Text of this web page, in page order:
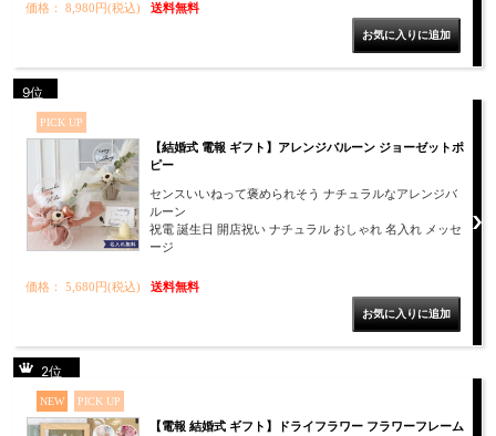
価格： 8,980円(税込) 送料無料
9位
PICK UP
【結婚式 電報 ギフト】アレンジバルーン ジョーゼットポ
ピー
センスいいねって褒められそう ナチュラルなアレンジバ
ルーン
祝電 誕生日 開店祝い ナチュラル おしゃれ 名入れ メッセ
ージ
価格： 5,680円(税込) 送料無料
2位
NEW PICK UP
【電報 結婚式 ギフト】ドライフラワー フラワーフレーム